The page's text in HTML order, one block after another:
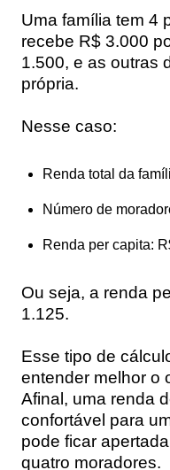
Uma família tem 4
recebe R$ 3.000
1.500, e as outras
própria.
Nesse caso:
Renda total da
Número de
Renda per capita:
Ou seja, a renda
1.125.
Esse tipo de
entender melhor o
Afinal, uma renda
confortável para
pode ficar
quatro moradores.